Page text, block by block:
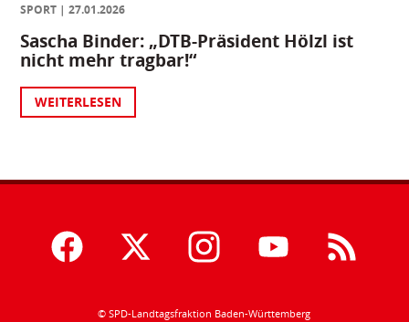
SPORT
27.01.2026
Sascha Binder: „DTB-Präsident Hölzl ist
nicht mehr tragbar!“
WEITERLESEN
© SPD-Landtagsfraktion Baden-Württemberg